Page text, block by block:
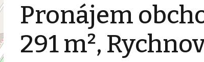
Pronájem
291 m²,